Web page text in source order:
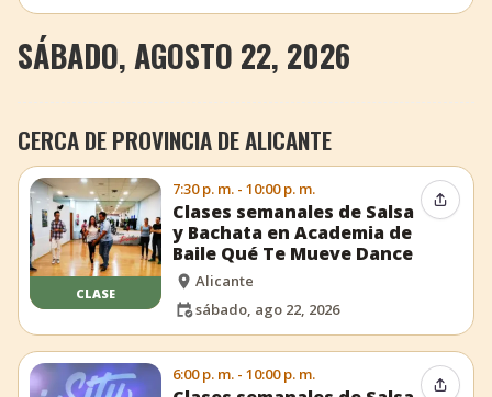
SÁBADO, AGOSTO 22, 2026
CERCA DE PROVINCIA DE ALICANTE
CLASE
7:30 p. m. - 10:00 p. m.
Clases semanales de Salsa
y Bachata en Academia de
Baile Qué Te Mueve Dance
Alicante
sábado, ago 22, 2026
6:00 p. m. - 10:00 p. m.